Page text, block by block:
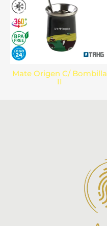
Mate Origen C/ Bombilla
II